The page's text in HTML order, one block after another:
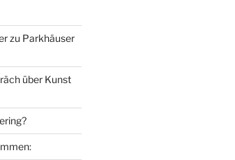
zu Parkhäuser
über Kunst